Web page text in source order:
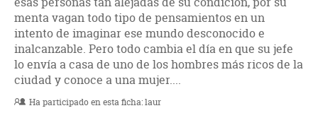
menta vagan todo tipo de pensamientos en un
intento de imaginar ese mundo desconocido e
inalcanzable. Pero todo cambia el día en que su jefe
lo envía a casa de uno de los hombres más ricos de la
ciudad y conoce a una mujer....
Ha participado en esta ficha:laur